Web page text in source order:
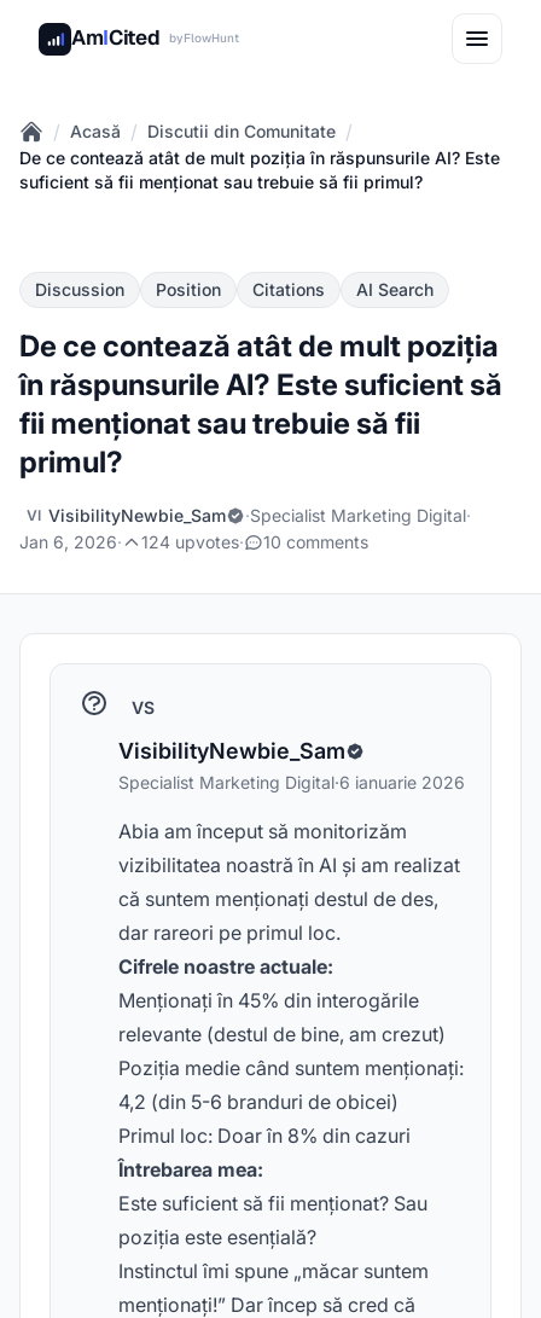
AmICited byFlowHunt
Home
/ Acasă / Discutii din Comunitate /
De ce contează atât de mult poziția în răspunsurile AI? Este
suficient să fii menționat sau trebuie să fii primul?
Discussion Position Citations AI Search
De ce contează atât de mult poziția
în răspunsurile AI? Este suficient să
fii menționat sau trebuie să fii
primul?
VI VisibilityNewbie_Sam ·Specialist Marketing Digital·
Jan 6, 2026· 124 upvotes· 10 comments
VS
VisibilityNewbie_Sam
Specialist Marketing Digital·6 ianuarie 2026
Abia am început să monitorizăm
vizibilitatea noastră în AI și am realizat
că suntem menționați destul de des,
dar rareori pe primul loc.
Cifrele noastre actuale:
Menționați în 45% din interogările
relevante (destul de bine, am crezut)
Poziția medie când suntem menționați:
4,2 (din 5-6 branduri de obicei)
Primul loc: Doar în 8% din cazuri
Întrebarea mea:
Este suficient să fii menționat? Sau
poziția este esențială?
Instinctul îmi spune „măcar suntem
menționați!” Dar încep să cred că